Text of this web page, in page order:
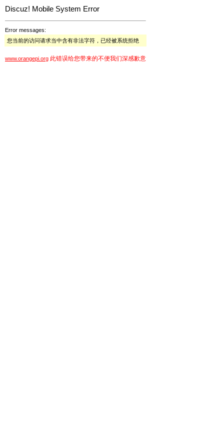
Discuz! Mobile System Error
Error messages:
您当前的访问请求当中含有非法字符，已经被系统拒绝
www.orangepi.org 此错误给您带来的不便我们深感歉意